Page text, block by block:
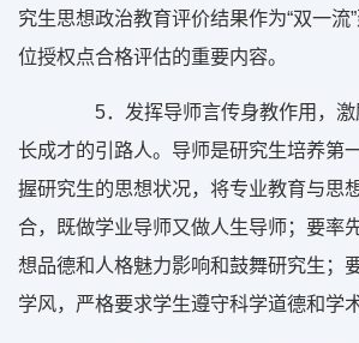
究生思想政治教育评价结果作为“双一流
位授权点合格评估的重要内容。
5．发挥导师言传身教作用，
长成才的引路人。导师是研究生培养第
握研究生的思想状况，将专业教育与思
合，既做学业导师又做人生导师；要率
想品德和人格魅力影响和鼓舞研究生；
学风，严格要求学生遵守科学道德和学